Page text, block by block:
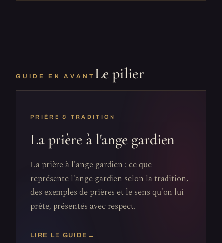
GUIDE EN AVANT Le pilier
PRIÈRE & TRADITION
La prière à l'ange gardien
La prière à l'ange gardien : ce que
représente l'ange gardien selon la tradition,
des exemples de prières et le sens qu'on lui
prête, présentés avec respect.
LIRE LE GUIDE →